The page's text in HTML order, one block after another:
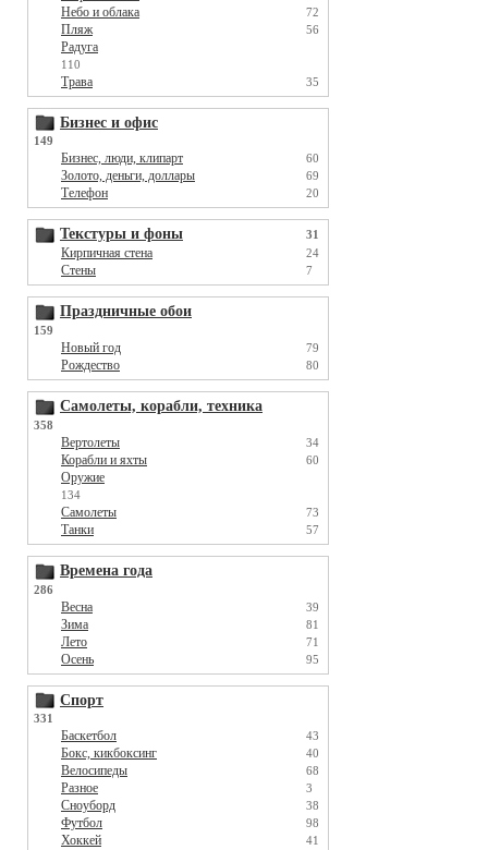
Небо и облака 72
Пляж 56
Радуга
110
Трава 35
Бизнес и офис
149
Бизнес, люди, клипарт 60
Золото, деньги, доллары 69
Телефон 20
Текстуры и фоны 31
Кирпичная стена 24
Стены 7
Праздничные обои
159
Новый год 79
Рождество 80
Самолеты, корабли, техника
358
Вертолеты 34
Корабли и яхты 60
Оружие
134
Самолеты 73
Танки 57
Времена года
286
Весна 39
Зима 81
Лето 71
Осень 95
Спорт
331
Баскетбол 43
Бокс, кикбоксинг 40
Велосипеды 68
Разное 3
Сноуборд 38
Футбол 98
Хоккей 41